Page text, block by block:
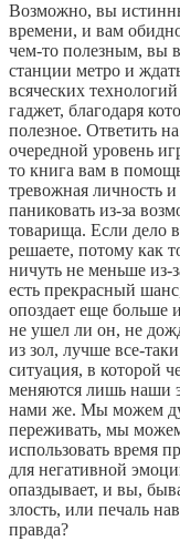
Возможно, вы
времени, и вам
чем-то полезным, вы
станции метро и
всяческих
гаджет, благодаря
полезное. Ответить
очередной уровень
то книга вам в
тревожная личность
паниковать из-за
товарища. Если дело
решаете, потому как
ничуть не меньше из-
есть прекрасный
опоздает еще больше
не ушел ли он, не
из зол, лучше все-
ситуация, в которой
меняются лишь наши
нами же. Мы можем
переживать, мы
использовать время
для негативной
опаздывает, и вы,
злость, или печаль
правда?